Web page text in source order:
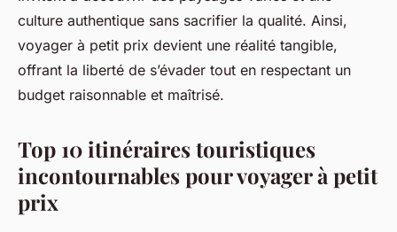
culture authentique sans sacrifier la qualité. Ainsi,
voyager à petit prix devient une réalité tangible,
offrant la liberté de s’évader tout en respectant un
budget raisonnable et maîtrisé.
Top 10 itinéraires touristiques
incontournables pour voyager à petit
prix